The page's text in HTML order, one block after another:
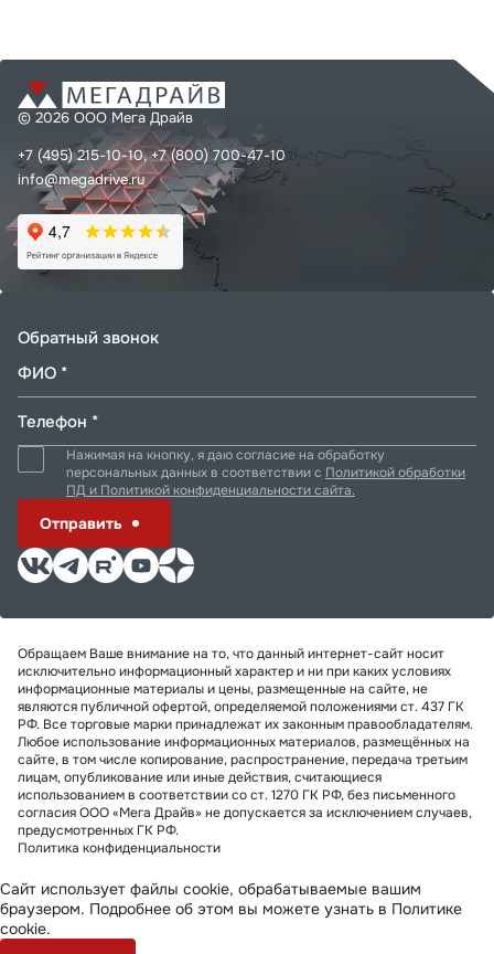
© 2026 ООО Мега Драйв
+7 (495) 215-10-10, +7 (800) 700-47-10
info@megadrive.ru
Обратный звонок
ФИО *
Телефон *
Нажимая на кнопку, я даю согласие на обработку
персональных данных в соответствии с Политикой обработки
ПД и Политикой конфиденциальности сайта.
Отправить
Обращаем Ваше внимание на то, что данный интернет-сайт носит
исключительно информационный характер и ни при каких условиях
информационные материалы и цены, размещенные на сайте, не
являются публичной офертой, определяемой положениями ст. 437 ГК
РФ. Все торговые марки принадлежат их законным правообладателям.
Любое использование информационных материалов, размещённых на
сайте, в том числе копирование, распространение, передача третьим
лицам, опубликование или иные действия, считающиеся
использованием в соответствии со ст. 1270 ГК РФ, без письменного
согласия ООО «Мега Драйв» не допускается за исключением случаев,
предусмотренных ГК РФ.
Политика конфиденциальности
Сайт использует файлы cookie, обрабатываемые вашим
браузером. Подробнее об этом вы можете узнать в Политике
cookie.